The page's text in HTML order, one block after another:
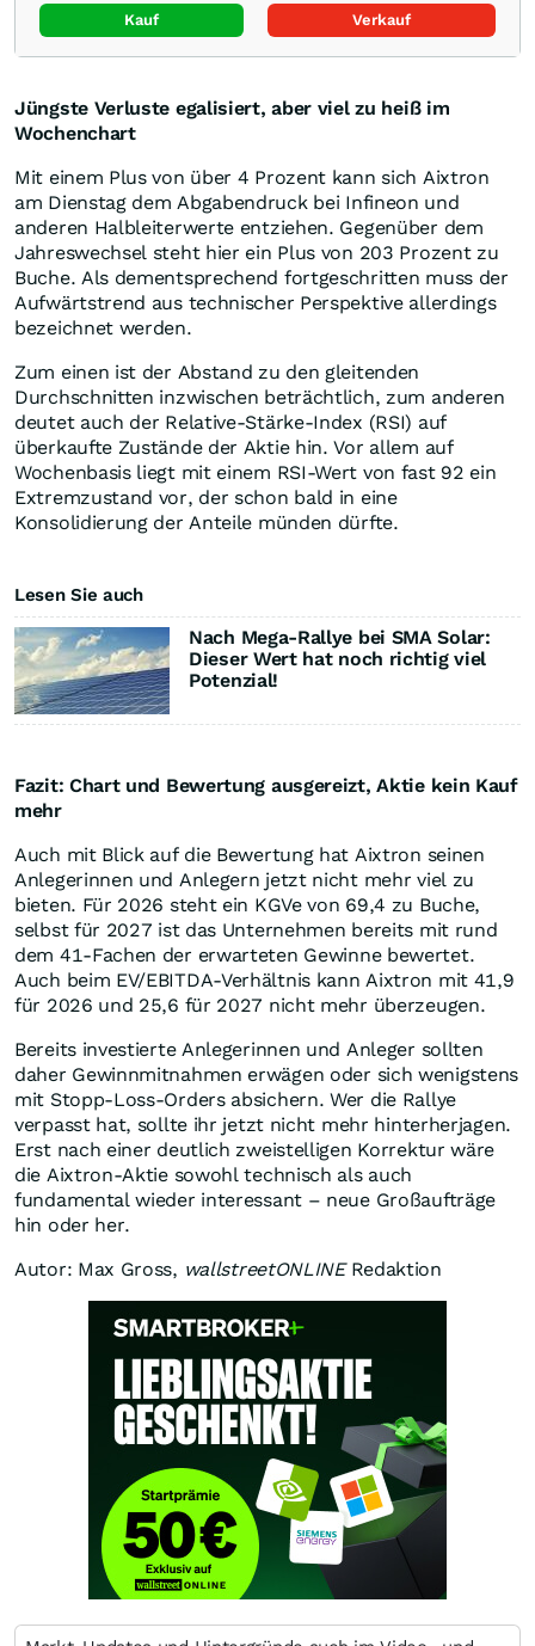
Kauf Verkauf
Jüngste Verluste egalisiert, aber viel zu heiß im
Wochenchart
Mit einem Plus von über 4 Prozent kann sich Aixtron
am Dienstag dem Abgabendruck bei Infineon und
anderen Halbleiterwerte entziehen. Gegenüber dem
Jahreswechsel steht hier ein Plus von 203 Prozent zu
Buche. Als dementsprechend fortgeschritten muss der
Aufwärtstrend aus technischer Perspektive allerdings
bezeichnet werden.
Zum einen ist der Abstand zu den gleitenden
Durchschnitten inzwischen beträchtlich, zum anderen
deutet auch der Relative-Stärke-Index (RSI) auf
überkaufte Zustände der Aktie hin. Vor allem auf
Wochenbasis liegt mit einem RSI-Wert von fast 92 ein
Extremzustand vor, der schon bald in eine
Konsolidierung der Anteile münden dürfte.
Lesen Sie auch
Nach Mega-Rallye bei SMA Solar:
Dieser Wert hat noch richtig viel
Potenzial!
Fazit: Chart und Bewertung ausgereizt, Aktie kein Kauf
mehr
Auch mit Blick auf die Bewertung hat Aixtron seinen
Anlegerinnen und Anlegern jetzt nicht mehr viel zu
bieten. Für 2026 steht ein KGVe von 69,4 zu Buche,
selbst für 2027 ist das Unternehmen bereits mit rund
dem 41-Fachen der erwarteten Gewinne bewertet.
Auch beim EV/EBITDA-Verhältnis kann Aixtron mit 41,9
für 2026 und 25,6 für 2027 nicht mehr überzeugen.
Bereits investierte Anlegerinnen und Anleger sollten
daher Gewinnmitnahmen erwägen oder sich wenigstens
mit Stopp-Loss-Orders absichern. Wer die Rallye
verpasst hat, sollte ihr jetzt nicht mehr hinterherjagen.
Erst nach einer deutlich zweistelligen Korrektur wäre
die Aixtron-Aktie sowohl technisch als auch
fundamental wieder interessant – neue Großaufträge
hin oder her.
Autor: Max Gross, wallstreetONLINERedaktion